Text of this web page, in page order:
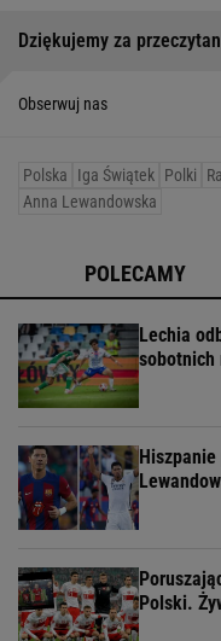
Dziękujemy za
Obserwuj nas
Polska Iga Świątek Polki
Anna Lewandowska
POLECAMY
Lechia
sobotnich
Polski.